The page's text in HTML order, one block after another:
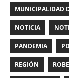
MUNICIPALIDAD
NOTICIA
PANDEMIA
REGIÓN